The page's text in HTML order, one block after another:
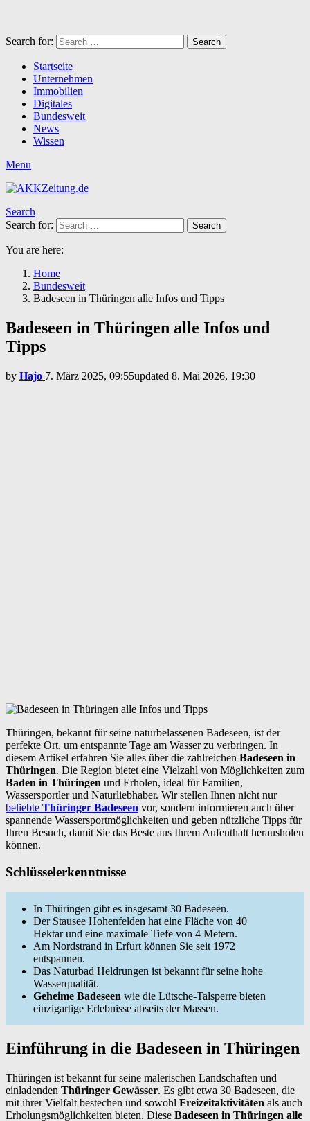
Search for: Search
Startseite
Unternehmen
Immobilien
Digitales
Bundesweit
News
Wissen
Menu
Search
Search for:
Search
You are here:
Home
Bundesweit
Badeseen in Thüringen alle Infos und Tipps
Badeseen in Thüringen alle Infos und
Tipps
by Hajo 7. März 2025, 09:55updated 8. Mai 2026, 19:30
Thüringen, bekannt für seine naturbelassenen Badeseen, ist der
perfekte Ort, um entspannte Tage am Wasser zu verbringen. In
diesem Artikel erfahren Sie alles über die zahlreichen Badeseen in
Thüringen. Die Region bietet eine Vielzahl von Möglichkeiten zum
Baden in Thüringen und Erholen, ideal für Familien,
Wassersportler und Naturliebhaber. Wir stellen Ihnen nicht nur
beliebte Thüringer Badeseen vor, sondern informieren auch über
spannende Wassersportmöglichkeiten und geben nützliche Tipps für
Ihren Besuch, damit Sie das Beste aus Ihrem Aufenthalt herausholen
können.
Schlüsselerkenntnisse
In Thüringen gibt es insgesamt 30 Badeseen.
Der Stausee Hohenfelden hat eine Fläche von 40
Hektar und eine maximale Tiefe von 4 Metern.
Am Nordstrand in Erfurt können Sie seit 1972
entspannen.
Das Naturbad Heldrungen ist bekannt für seine hohe
Wasserqualität.
Geheime Badeseen wie die Lütsche-Talsperre bieten
einzigartige Erlebnisse abseits der Massen.
Einführung in die Badeseen in Thüringen
Thüringen ist bekannt für seine malerischen Landschaften und
einladenden Thüringer Gewässer. Es gibt etwa 30 Badeseen, die
mit ihrer Vielfalt bestechen und sowohl Freizeitaktivitäten als auch
Erholungsmöglichkeiten bieten. Diese Badeseen in Thüringen alle